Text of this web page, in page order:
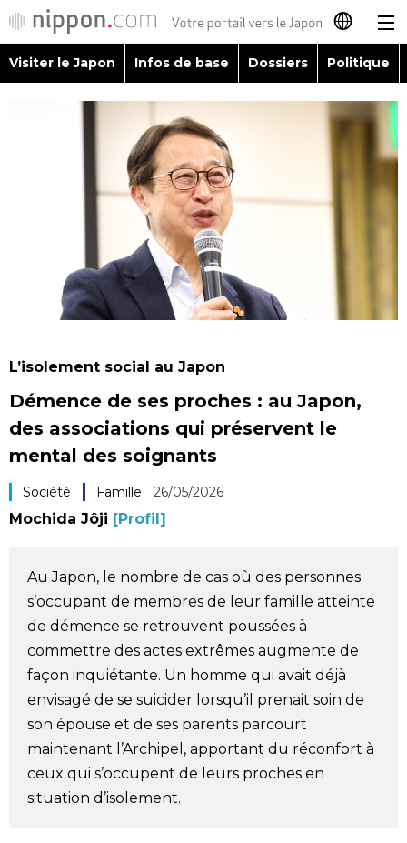
日本語
English
繁體字
Visiter le Japon
Dossiers
Société
Culture
Le japonais
Données
Séries
Personnages
official SNS
Visiter le Japon Infos de base Dossiers Politique
L’isolement social au Japon
Démence de ses proches : au Japon,
des associations qui préservent le
mental des soignants
Société Famille 26/05/2026
Mochida Jôji [Profil]
Au Japon, le nombre de cas où des personnes
s’occupant de membres de leur famille atteinte
de démence se retrouvent poussées à
commettre des actes extrêmes augmente de
façon inquiétante. Un homme qui avait déjà
envisagé de se suicider lorsqu’il prenait soin de
son épouse et de ses parents parcourt
maintenant l’Archipel, apportant du réconfort à
ceux qui s’occupent de leurs proches en
situation d’isolement.